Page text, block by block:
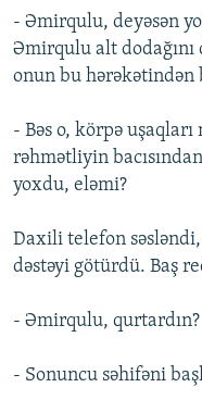
- Əmirqulu, deyəsən
Əmirqulu alt dodağını
onun bu hərəkətindən
- Bəs o, körpə
rəhmətliyin
yoxdu, eləmi?
Daxili telefon
dəstəyi götürdü. Baş
- Əmirqulu, qurtardın?
- Sonuncu səhifəni